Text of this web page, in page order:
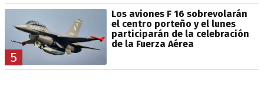
5
Los aviones F 16 sobrevolarán
el centro porteño y el lunes
participarán de la celebración
de la Fuerza Aérea